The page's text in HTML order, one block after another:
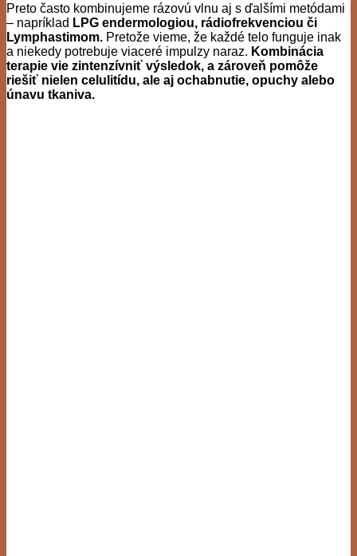
Preto často kombinujeme rázovú vlnu aj s ďalšími metódami
– napríklad LPG endermologiou, rádiofrekvenciou či
Lymphastimom. Pretože vieme, že každé telo funguje inak
a niekedy potrebuje viaceré impulzy naraz. Kombinácia
terapie vie zintenzívniť výsledok, a zároveň pomôže
riešiť nielen celulitídu, ale aj ochabnutie, opuchy alebo
únavu tkaniva.